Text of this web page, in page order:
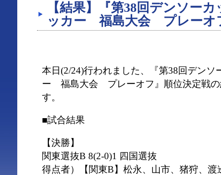
【結果】『第38回デンソー
ッカー 福島大会 プレーオ
本日(2/24)行われました、『第38回デンソ
ー 福島大会 プレーオフ』順位決定戦の
す。
■試合結果
【決勝】
関東選抜B 8(2-0)1 四国選抜
得点者）【関東B】松永、山市、猪狩、